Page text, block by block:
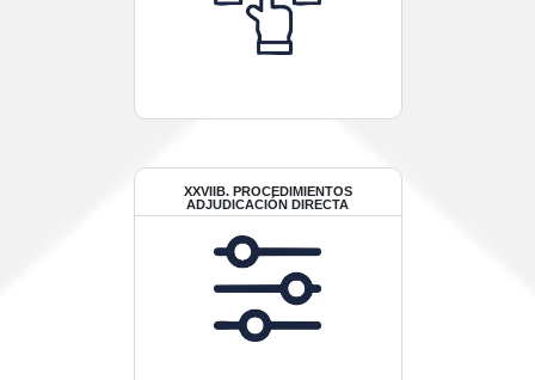
XXVIIB. PROCEDIMIENTOS
ADJUDICACIÓN DIRECTA